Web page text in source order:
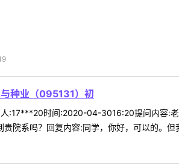
种业（095131）初
:17***20时间:2020-04-3016:20提问内容:
院系吗？回复内容:同学，你好，可以的。